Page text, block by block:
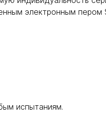
электронным пером
испытаниям.